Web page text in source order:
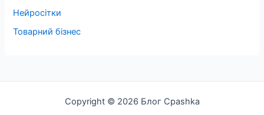
Нейросітки
Товарний бізнес
Copyright © 2026 Блог Cpashka